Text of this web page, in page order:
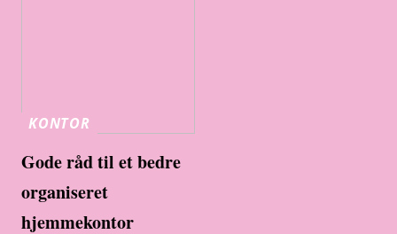
KONTOR
Gode råd til et bedre
organiseret
hjemmekontor